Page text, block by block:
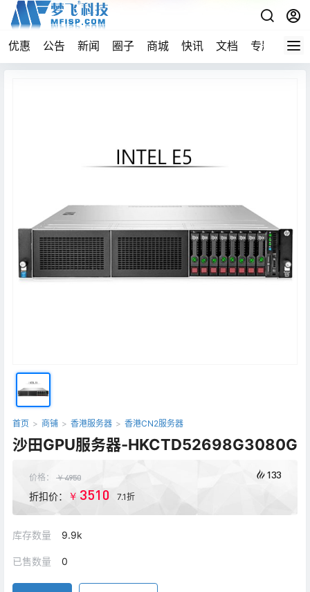
优惠 公告 新闻 圈子 商城 快讯 文档 专题 导航
首页 > 商铺 > 香港服务器 > 香港CN2服务器
沙田GPU服务器-HKCTD52698G3080G
价格： ￥4950
折扣价： ￥ 3510 7.1折
133
库存数量 9.9k
已售数量 0